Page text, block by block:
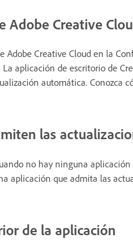
Adobe Creative
Creative Cloud en la
aplicación de escritorio de
automática. Conozca
las
no hay ninguna
aplicación que admita las
de la aplicación